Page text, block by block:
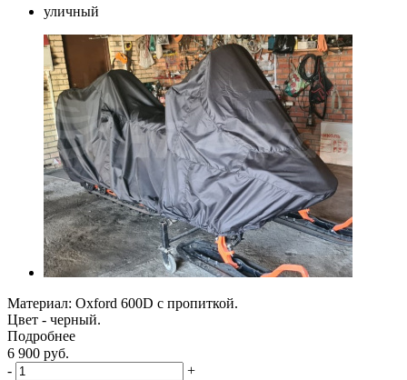
Материал: Oxford 600D с пропиткой.
Цвет - черный.
Подробнее
6 900 руб.
-
+